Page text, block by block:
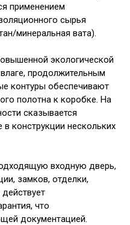
применением
сырья
минеральная вата).
экологической
продолжительным
контуры обеспечивают
полотна к коробке. На
сказывается
конструкции нескольких
входную дверь,
замков, отделки,
что
документацией.